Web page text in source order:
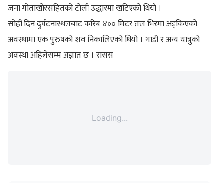
जना गोताखोरसहितको टोली उद्धारमा खटिएको थियो ।
सोही दिन दुर्घटनास्थलबाट करिब ४०० मिटर तल भिरमा अड्किएको
अवस्थामा एक पुरुषको शव निकालिएको थियो । गाडी र अन्य यात्रुको
अवस्था अहिलेसम्म अज्ञात छ । रासस
Loading...